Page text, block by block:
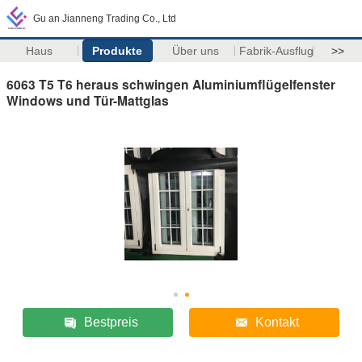
Gu an Jianneng Trading Co., Ltd
Haus Produkte Über uns Fabrik-Ausflug >>
6063 T5 T6 heraus schwingen Aluminiumflügelfenster
Windows und Tür-Mattglas
Bestpreis Kontakt